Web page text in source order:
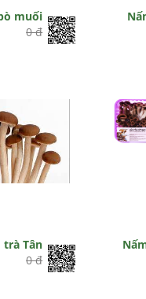
muối
0 đ
trà Tân
0 đ